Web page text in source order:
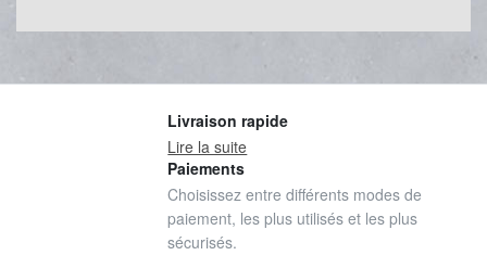
Livraison rapide
Lire la suite
Paiements
Choisissez entre différents modes de
paiement, les plus utilisés et les plus
sécurisés.